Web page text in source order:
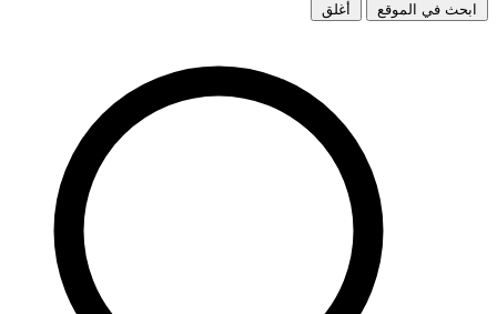
ابحث في الموقع أغلق